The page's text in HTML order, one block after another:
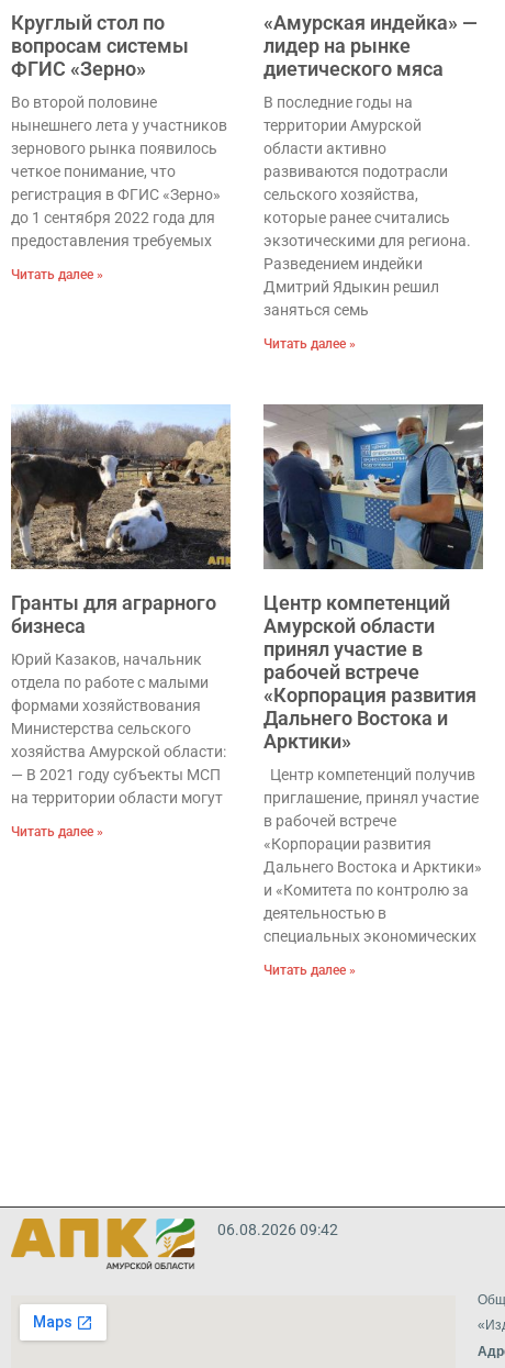
Круглый стол по
вопросам системы
ФГИС «Зерно»
Во второй половине
нынешнего лета у участников
зернового рынка появилось
четкое понимание, что
регистрация в ФГИС «Зерно»
до 1 сентября 2022 года для
предоставления требуемых
Читать далее »
«Амурская индейка» —
лидер на рынке
диетического мяса
В последние годы на
территории Амурской
области активно
развиваются подотрасли
сельского хозяйства,
которые ранее считались
экзотическими для региона.
Разведением индейки
Дмитрий Ядыкин решил
заняться семь
Читать далее »
Гранты для аграрного
бизнеса
Юрий Казаков, начальник
отдела по работе с малыми
формами хозяйствования
Министерства сельского
хозяйства Амурской области:
— В 2021 году субъекты МСП
на территории области могут
Читать далее »
Центр компетенций
Амурской области
принял участие в
рабочей встрече
«Корпорация развития
Дальнего Востока и
Арктики»
Центр компетенций получив
приглашение, принял участие
в рабочей встрече
«Корпорации развития
Дальнего Востока и Арктики»
и «Комитета по контролю за
деятельностью в
специальных экономических
Читать далее »
06.08.2026 09:42